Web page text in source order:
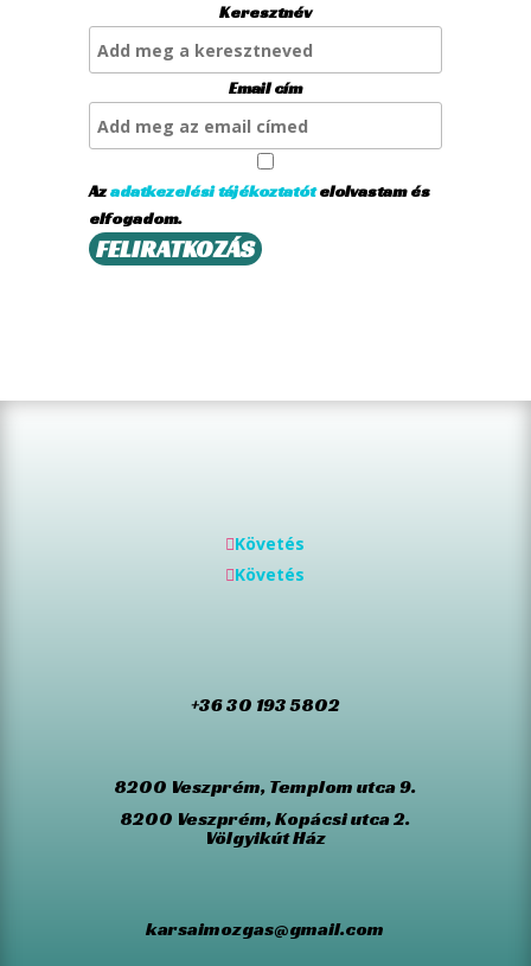
Keresztnév
Email cím
Azadatkezelési tájékoztatótelolvastam és
elfogadom.
FELIRATKOZÁS
Követés
Követés
+36 30 193 5802
8200 Veszprém, Templom utca 9.
8200 Veszprém, Kopácsi utca 2.
Völgyikút Ház
karsaimozgas@gmail.com